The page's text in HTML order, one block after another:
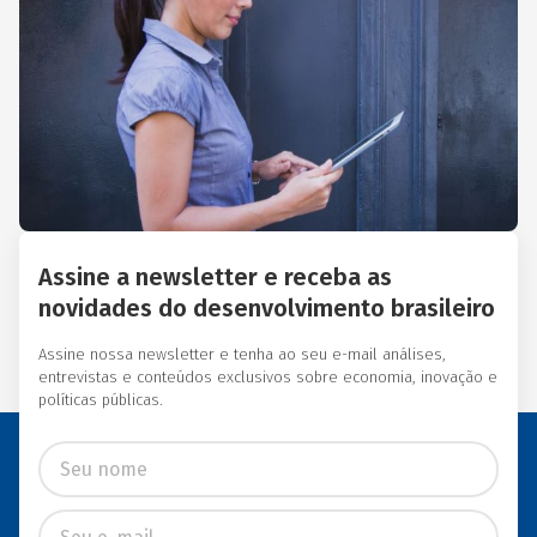
Acción Internacional, Banco
Interamericano de
Desenvolvimento (BID),
Inter-American Foundation
e Women’s World Banking.
Assine a newsletter e receba as
novidades do desenvolvimento brasileiro
Assine nossa newsletter e tenha ao seu e-mail análises,
entrevistas e conteúdos exclusivos sobre economia, inovação e
políticas públicas.